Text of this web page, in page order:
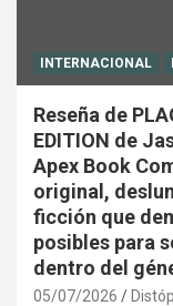
INTERNACIONAL
Reseña de
EDITION de
Apex Book
original,
ficción que
posibles para
dentro del
05/07/2026